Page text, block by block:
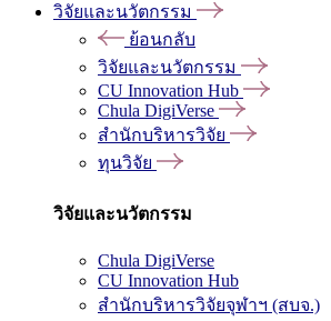
วิจัยและนวัตกรรม
ย้อนกลับ
วิจัยและนวัตกรรม
CU Innovation Hub
Chula DigiVerse
สำนักบริหารวิจัย
ทุนวิจัย
วิจัยและนวัตกรรม
Chula DigiVerse
CU Innovation Hub
สำนักบริหารวิจัยจุฬาฯ (สบจ.)